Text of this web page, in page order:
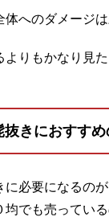
体へのダメージ
よりもかなり見
抜きにおすすめ
に必要になるの
均でも売ってい